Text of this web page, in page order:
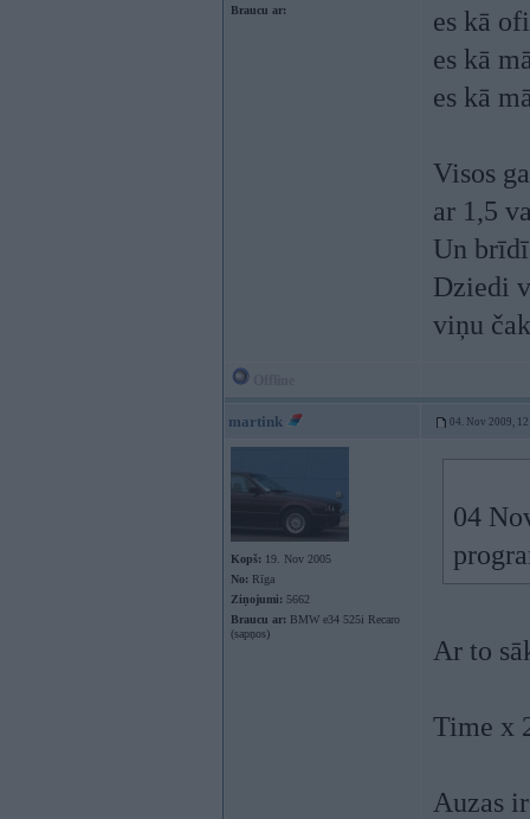
Braucu ar:
es kā
es kā
es kā
Visos
ar 1,5
Un
Dziedi
viņu
martink 04. Nov 2009,
Kopš: 19. Nov 2005
No: Rīga
Ziņojumi: 5662
Braucu ar: BMW e34 525i Recaro
(sapņos)
04
Ar to
Time x
Auzas